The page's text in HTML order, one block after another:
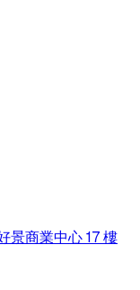
景商業中心 17 樓